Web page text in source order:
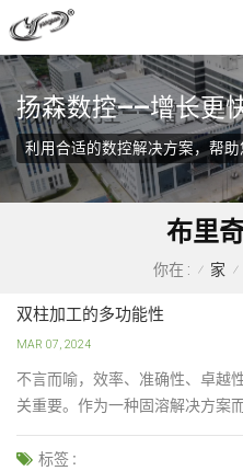
扬森数控——增长更
利用合适的数控解决方案，帮
布里
你在 : / 家 /
双柱加工的多功能性
MAR 07, 2024
不言而喻，效率、准确性、卓越
关重要。作为一种固溶解决方案
加工。无论是汽车零件、耐用加
造，双柱加工立柱始终被证明是
标签 :